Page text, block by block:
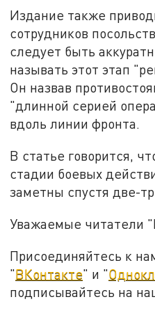
Издание также
сотрудников
следует быть
называть этот этап
Он назвав
"длинной серией
вдоль линии фронта.
В статье говорится,
стадии боевых
заметны спустя две-
Уважаемые читатели
Присоединяйтесь к
"ВКонтакте" и "
подписывайтесь на